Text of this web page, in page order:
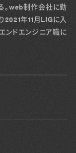
。web制作会社に勤
2021年11月LIGに入
ンドエンジニア職に